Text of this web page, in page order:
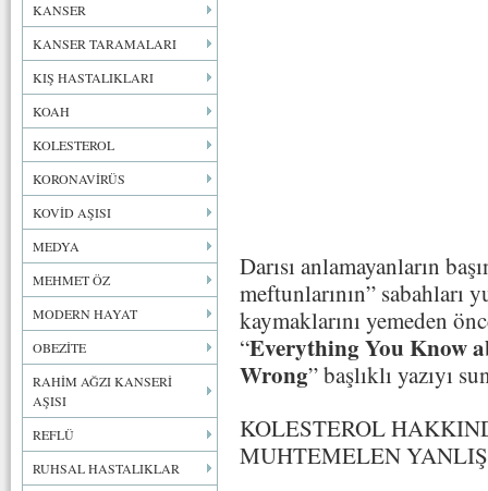
KANSER
KANSER TARAMALARI
KIŞ HASTALIKLARI
KOAH
KOLESTEROL
KORONAVİRÜS
KOVİD AŞISI
MEDYA
MEHMET ÖZ
MODERN HAYAT
OBEZİTE
RAHİM AĞZI KANSERİ
AŞISI
REFLÜ
RUHSAL HASTALIKLAR
Darısı anlamayanların
meftunlarının” sabahları
kaymaklarını yemeden
“Everything You Know
Wrong” başlıklı yazıyı
KOLESTEROL
MUHTEMELEN